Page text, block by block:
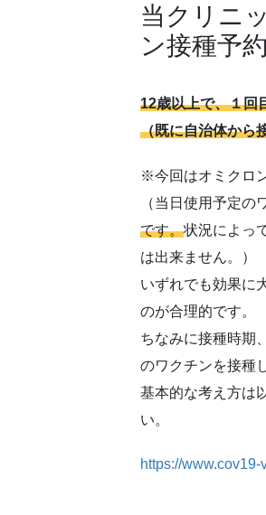
当クリニ
ン接種予
12歳以上で、１回
（既に自治体から
※今回はオミクロ
（当日使用予定の
です。状況によっ
は出来ません。）
いずれでも効果に
のが合理的です。
ちなみに接種時期
のワクチンを接種
基本的な考え方は
い。
https://